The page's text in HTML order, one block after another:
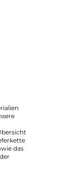
das